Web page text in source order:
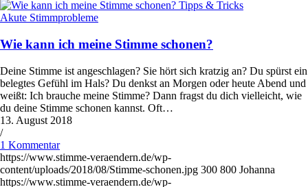
Akute Stimmprobleme
Wie kann ich meine Stimme schonen?
Deine Stimme ist angeschlagen? Sie hört sich kratzig an? Du spürst ein
belegtes Gefühl im Hals? Du denkst an Morgen oder heute Abend und
weißt: Ich brauche meine Stimme? Dann fragst du dich vielleicht, wie
du deine Stimme schonen kannst. Oft…
13. August 2018
/
1 Kommentar
https://www.stimme-veraendern.de/wp-
content/uploads/2018/08/Stimme-schonen.jpg 300 800 Johanna
https://www.stimme-veraendern.de/wp-